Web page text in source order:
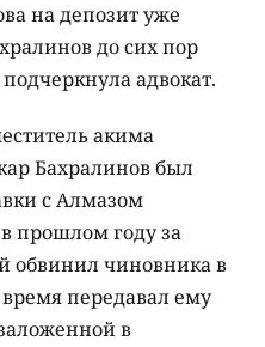
на депозит уже
до сих пор
адвокат.
акима
Бахралинов был
с Алмазом
прошлом году за
обвинил чиновника в
передавал ему
в